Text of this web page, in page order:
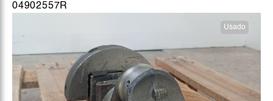
04902557R
Usado